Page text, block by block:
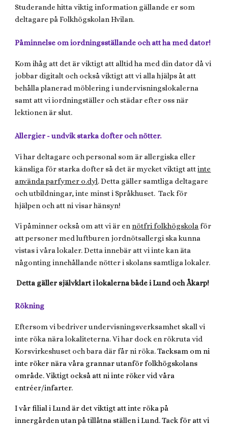
Studerande hitta viktig information gällande er som
deltagare på Folkhögskolan Hvilan.
Påminnelse om iordningsställande och att ha med dator!
Kom ihåg att det är viktigt att alltid ha med din dator då vi
jobbar digitalt och också viktigt att vi alla hjälps åt att
behålla planerad möblering i undervisningslokalerna
samt att vi iordningställer och städar efter oss när
lektionen är slut.
Allergier - undvik starka dofter och nötter.
Vi har deltagare och personal som är allergiska eller
känsliga för starka dofter så det är mycket viktigt attinte
använda parfymer o.dyl. Detta gäller samtliga deltagare
och utbildningar, inte minst i Språkhuset. Tack för
hjälpen och att ni visar hänsyn!
Vi påminner också om att vi är en nötfri folkhögskola för
att personer med luftburen jordnötsallergi ska kunna
vistas i våra lokaler. Detta innebär att vi inte kan äta
någonting innehållande nötter i skolans samtliga lokaler.
Detta gäller självklart i lokalerna både i Lund och Åkarp!
Rökning
Eftersom vi bedriver undervisningsverksamhet skall vi
inte röka nära lokaliteterna. Vi har dock en rökruta vid
Korsvirkeshuset och bara där får ni röka. Tacksam om ni
inte röker nära våra grannar utanför folkhögskolans
område. Viktigt också att ni inte röker vid våra
entréer/infarter.
I vår filial i Lund är det viktigt att inte röka på
innergården utan på tillåtna ställen i Lund.Tack för att vi